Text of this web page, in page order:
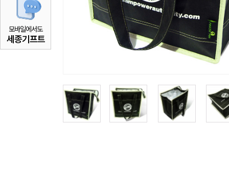
모바일에서도
세종기프트